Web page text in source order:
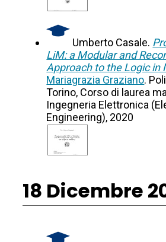
Umberto Casale.
LiM: a Modular and
Approach to the Logic in
Mariagrazia Graziano.
Torino, Corso di laurea
Ingegneria Elettronica
Engineering), 2020
18 Dicembre